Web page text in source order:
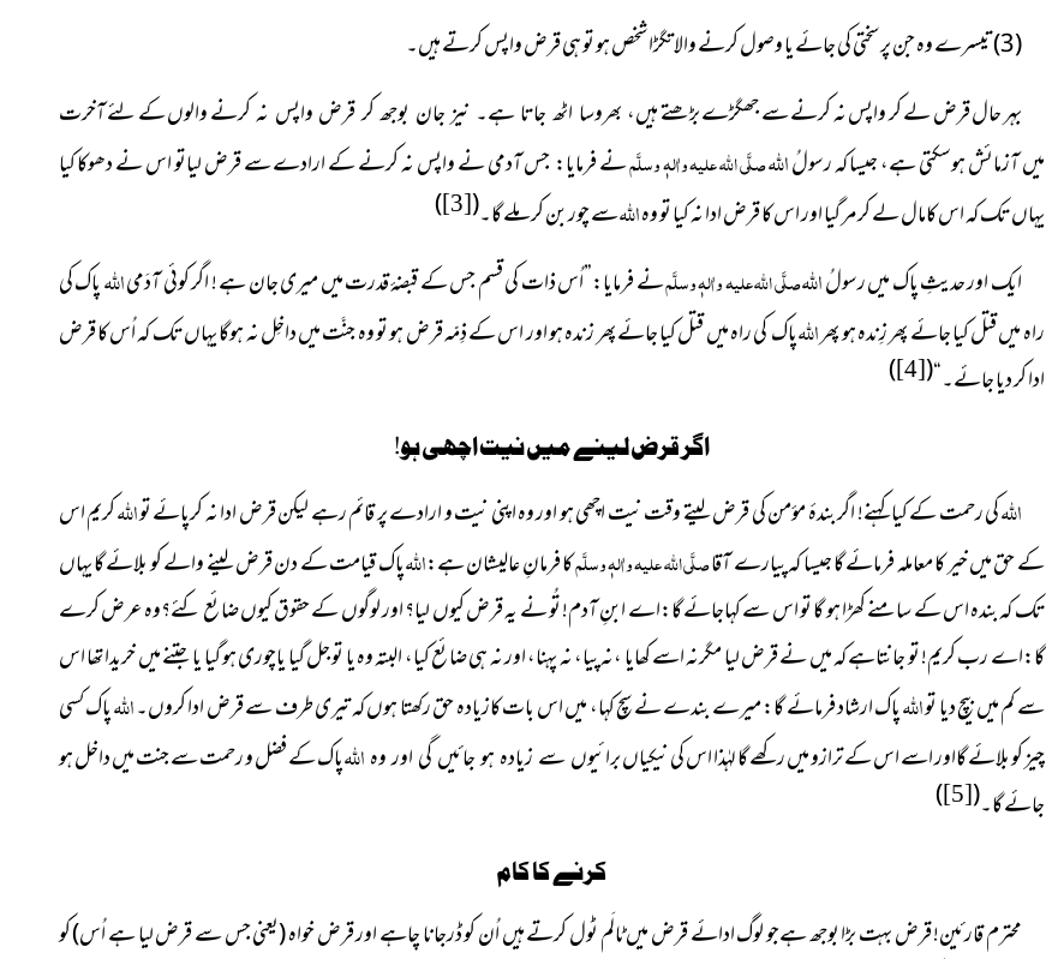
(3)تیسرے وہ جن پر سختی کی جائے یا وصول کرنے والا تگڑا شخص ہو تو ہی قرض واپس کرتے ہیں۔
بہر حال قرض لے کر واپس نہ کرنے سے جھگڑے بڑھتےہیں، بھروسا اٹھ جاتا ہے۔ نیز جان بوجھ کر قرض واپس نہ کرنےوالوں کے لئے آخرت
میں آزمائش ہوسکتی ہے، جیسا کہ رسولُاللہصلَّی اللہ علیہ واٰلہٖ وسلَّمنے فرمایا: جس آدمی نے واپس نہ کرنے کے ارادے سے قرض لياتو اس نے دھوکا کيا
يہاں تک کہ اس کامال لے کر مر گيا اور اس کا قرض ادا نہ کيا تو وہاللہسے چور بن کر ملے گا۔(
[3]
)
ایک اور حدیثِ پاک میں رسولُاللہصلَّی اللہ علیہ واٰلہٖ وسلَّمنے فرمایا:”اُس ذات کی قسم جس کے قبضۂ قدرت میں میری جان ہے ! اگر کوئی آدَمیاللہپاک کی
راہ میں قتل کیا جائے پھر زِندہ ہو پھراللہپاک کی راہ میں قتل کیا جائے پھر زندہ ہو اور اس کے ذِمّہ قرض ہو تو وہ جنَّت میں داخِل نہ ہوگا یہاں تک کہ اُس کا قرض
ادا کر دیا جائے۔“(
[4]
)
اگر قرض لینے میں نیت اچھی ہو!
اللہکی رحمت کے کیا کہنے! اگر بندۂ مؤمن کی قرض لیتے وقت نیت اچھی ہو اور وہ اپنی نیت و ارادے پر قائم رہے لیکن قرض ادا نہ کرپائے تواللہکریم اس
کے حق میں خیر کا معاملہ فرمائے گا جیسا کہ پیارے آقاصلَّی اللہ علیہ واٰلہٖ وسلَّمکا فرمانِ عالیشان ہے:اللہپاک قيامت کے دن قرض لينے والے کو بلائے گا يہاں
تک کہ بندہ اس کے سامنے کھڑا ہو گا تو اس سے کہاجائے گا:اے ابنِ آدم! تُو نے يہ قرض کيوں ليا؟ اور لوگوں کے حقوق کيوں ضائع کئے؟وہ عرض کرے
گا:اے رب کریم! تو جانتاہے کہ میں نے قرض ليا مگرنہ اسے کھايا ،نہ پيا، نہ پہنا، اور نہ ہی ضائع کيا، البتہ وہ يا تو جل گيا ياچوری ہو گيا يا جتنے میں خريدا تھا اس
سے کم میں بيچ ديا تواللہپاک ارشاد فرمائے گا: ميرے بندے نے سچ کہا، میں اس بات کازيادہ حق رکھتا ہوں کہ تیری طرف سے قرض ادا کروں۔اللہپاک کسی
چیز کو بلائے گااور اسے اس کے ترازو میں رکھے گا لہٰذا اس کی نيکياںبرائيوں سے زيادہ ہو جائيں گی اور وہ اللہپاک کے فضل و رحمتسے جنت میں داخل ہو
جائے گا۔(
[5]
)
کرنے کا کام
محترم قارئین! قرض بہت بڑا بوجھ ہےجو لوگ ادائے قرض میں ٹالَم ٹول کرتے ہیں اُن کو ڈرجانا چاہے اور قرض خواہ (یعنی جس سے قرض لیا ہے اُس) کو